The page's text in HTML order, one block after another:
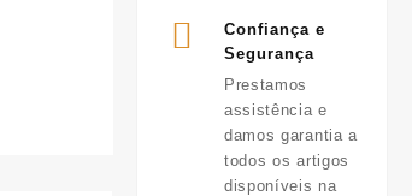
Confiança e
Segurança
Prestamos
assistência e
damos garantia a
todos os artigos
disponíveis na